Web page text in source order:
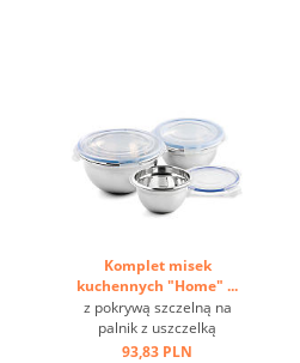
Komplet misek
kuchennych "Home" ...
z pokrywą szczelną na
palnik z uszczelką
silikonową, częściowo
93,83 PLN